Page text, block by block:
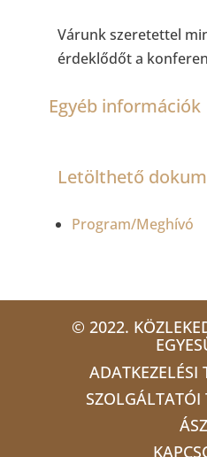
Várunk szeretettel
érdeklődőt a
Egyéb információk
Letölthető
Program/Meghívó
© 2022.
ADATKEZELÉSI
SZOLGÁLTATÓI